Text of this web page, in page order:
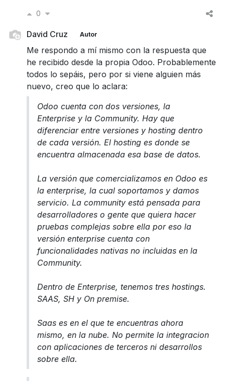
0
David Cruz Autor
Me respondo a mí mismo con la respuesta que
he recibido desde la propia Odoo. Probablemente
todos lo sepáis, pero por si viene alguien más
nuevo, creo que lo aclara:
Odoo cuenta con dos versiones, la
Enterprise y la Community. Hay que
diferenciar entre versiones y hosting dentro
de cada versión. El hosting es donde se
encuentra almacenada esa base de datos.
La versión que comercializamos en Odoo es
la enterprise, la cual soportamos y damos
servicio. La community está pensada para
desarrolladores o gente que quiera hacer
pruebas complejas sobre ella por eso la
versión enterprise cuenta con
funcionalidades nativas no incluidas en la
Community.
Dentro de Enterprise, tenemos tres hostings.
SAAS, SH y On premise.
Saas es en el que te encuentras ahora
mismo, en la nube. No permite la integracion
con aplicaciones de terceros ni desarrollos
sobre ella.